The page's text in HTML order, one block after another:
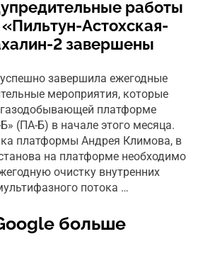
работы
Астохская-
2 завершены
завершила ежегодные
мероприятия, которые
платформе
(ПА-Б) в начале этого месяца.
платформы Андрея Климова, в
на платформе необходимо
очистку внутренних
потока …
больше